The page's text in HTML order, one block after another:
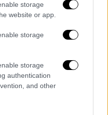
storage
website or app.
storage
storage
authentication
and other
Η
Χαμάς
αυτές.
αρνηθεί ότι
Ηνωμένα Έθνη για